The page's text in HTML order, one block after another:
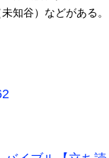
知谷）などがある。